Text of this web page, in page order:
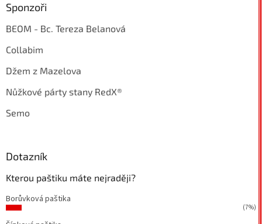
Sponzoři
BEOM - Bc. Tereza Belanová
Collabim
Džem z Mazelova
Nůžkové párty stany RedX®
Semo
Dotazník
Kterou paštiku máte nejraději?
Borůvková paštika
(7%)